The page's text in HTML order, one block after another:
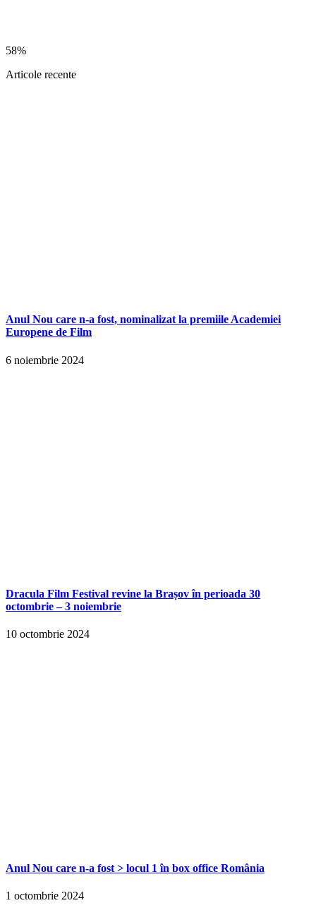
58%
Articole recente
Anul Nou care n-a fost, nominalizat la premiile Academiei
Europene de Film
6 noiembrie 2024
Dracula Film Festival revine la Brașov în perioada 30
octombrie – 3 noiembrie
10 octombrie 2024
Anul Nou care n-a fost > locul 1 în box office România
1 octombrie 2024